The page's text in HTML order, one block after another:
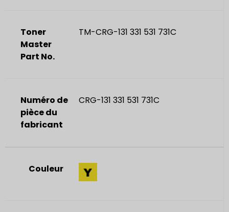
Toner
Master
Part No.
TM-CRG-131 331 531 731C
Numéro de
pièce du
fabricant
CRG-131 331 531 731C
Couleur